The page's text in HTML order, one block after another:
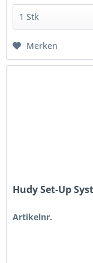
Merken
Hudy Set-Up
Artikelnr.